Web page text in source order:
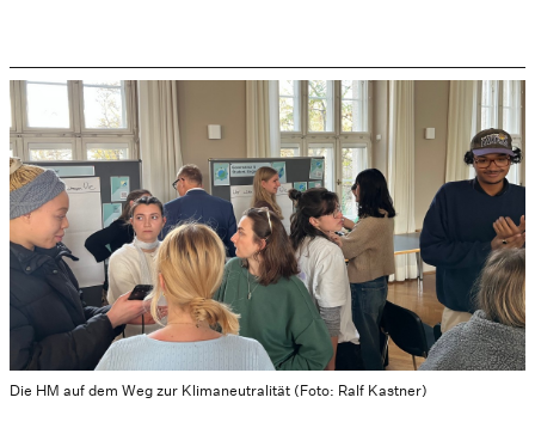
Die HM auf dem Weg zur Klimaneutralität (Foto: Ralf Kastner)